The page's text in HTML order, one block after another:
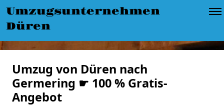
Umzugsunternehmen
Düren
Umzug von Düren nach
Germering ☛ 100 % Gratis-
Angebot